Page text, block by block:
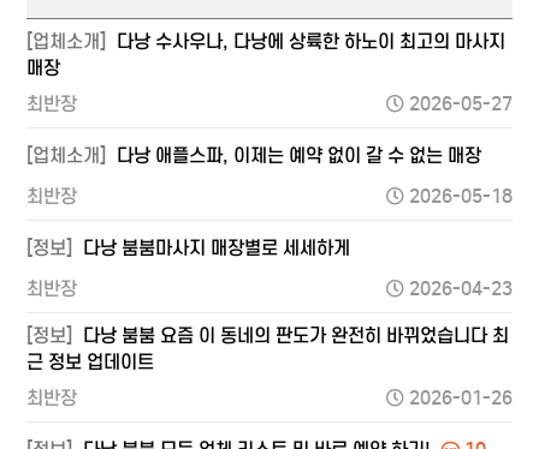
[업체소개]
다낭 수사우나, 다낭에 상륙한 하노이 최고의 마사지
매장
최반장
2026-05-27
[업체소개]
다낭 애플스파, 이제는 예약 없이 갈 수 없는 매장
최반장
2026-05-18
[정보]
다낭 붐붐마사지 매장별로 세세하게
최반장
2026-04-23
[정보]
다낭 붐붐 요즘 이 동네의 판도가 완전히 바뀌었습니다 최
근 정보 업데이트
최반장
2026-01-26